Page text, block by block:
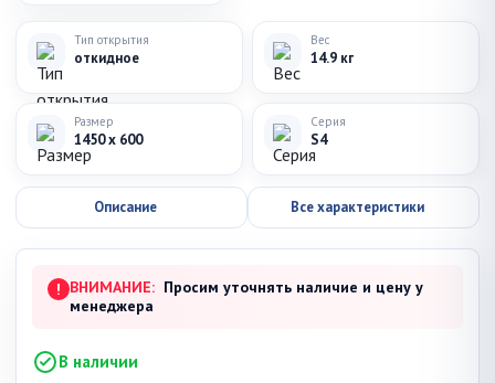
Тип открытия
откидное
Вес
14.9 кг
Размер
1450 x 600
Серия
S4
Описание Все характеристики
! ВНИМАНИЕ: Просим уточнять наличие и цену у
менеджера
В наличии